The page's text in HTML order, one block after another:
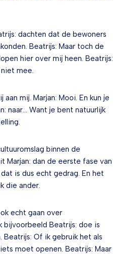
dachten dat de bewoners
Beatrijs: Maar toch de
hier over mij heen. Beatrijs:
mee.
mij. Marjan: Mooi. En kun je
naar… Want je bent natuurlijk
binnen de
Marjan: dan de eerste fase van
is dus echt gedrag. En het
die ander.
echt gaan over
bijvoorbeeld Beatrijs: doe is
Beatrijs: Of ik gebruik het als
moet openen. Beatrijs: Maar